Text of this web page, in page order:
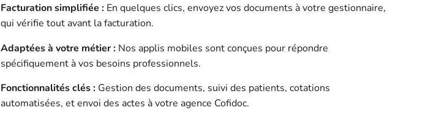
Facturation simplifiée : En quelques clics, envoyez vos documents à votre gestionnaire,
qui vérifie tout avant la facturation.
Adaptées à votre métier : Nos applis mobiles sont conçues pour répondre
spécifiquement à vos besoins professionnels.
Fonctionnalités clés : Gestion des documents, suivi des patients, cotations
automatisées, et envoi des actes à votre agence Cofidoc.